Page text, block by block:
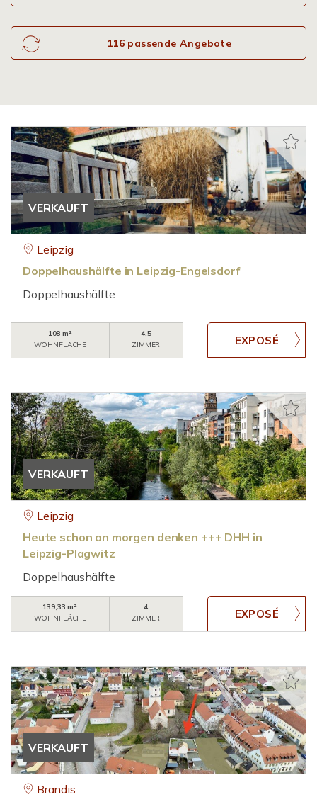
116 passende Angebote
VERKAUFT
Leipzig
Doppelhaushälfte in Leipzig-Engelsdorf
Doppelhaushälfte
108 m²
WOHNFLÄCHE
4,5
ZIMMER
VERKAUFT
Leipzig
Heute schon an morgen denken +++ DHH in
Leipzig-Plagwitz
Doppelhaushälfte
139,33 m²
WOHNFLÄCHE
4
ZIMMER
VERKAUFT
Brandis